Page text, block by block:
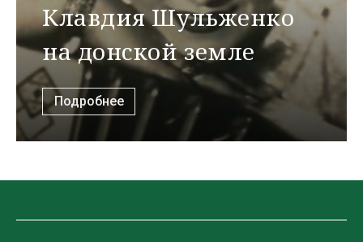
Клавдия Шульженко
на донской земле
Подробнее